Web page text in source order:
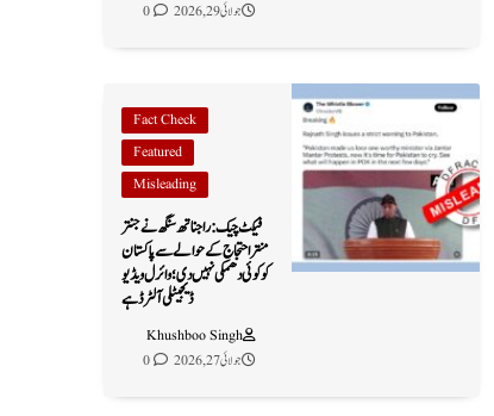
جولائی 29, 2026
0
Fact Check
Featured
Misleading
فیکٹ چیک: راجناتھ سنگھ نے جنتر
منتر احتجاج کے حوالے سے پاکستان
کو کوئی دھمکی نہیں دی؛ وائرل ویڈیو
ڈیجیٹلی آلٹرڈ ہے
Khushboo Singh
جولائی 27, 2026
0